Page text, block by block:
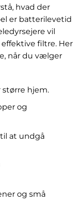
hvad der
er batterilevetid
vil
filtre. Her
når du vælger
hjem.
og
at undgå
og små